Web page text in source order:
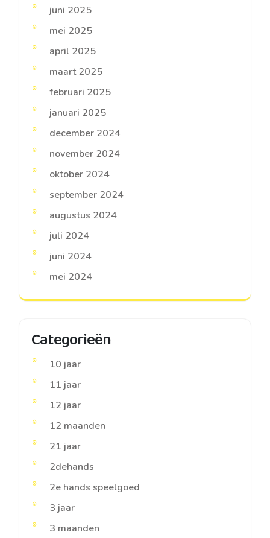
juni 2025
mei 2025
april 2025
maart 2025
februari 2025
januari 2025
december 2024
november 2024
oktober 2024
september 2024
augustus 2024
juli 2024
juni 2024
mei 2024
Categorieën
10 jaar
11 jaar
12 jaar
12 maanden
21 jaar
2dehands
2e hands speelgoed
3 jaar
3 maanden